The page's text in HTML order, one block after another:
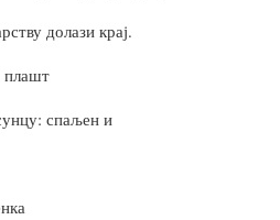
долази крај.
плашт
спаљен и